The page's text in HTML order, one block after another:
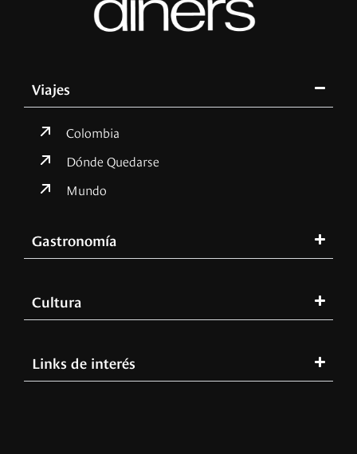
Viajes
Colombia
Dónde Quedarse
Mundo
Gastronomía
Cultura
Links de interés